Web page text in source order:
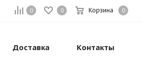
0 0 Корзина 0
Доставка Контакты